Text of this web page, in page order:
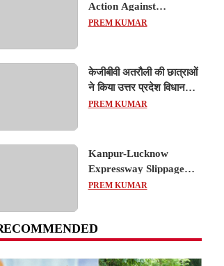
Action Against
Concessionaire,
Expressway Issues
PREM KUMAR
केजीबीवी अतरौली की छात्राओं
ने किया उत्तर प्रदेश विधानसभा
का शैक्षिक भ्रमण, लोकतांत्रिक
PREM KUMAR
Kanpur-Lucknow
Expressway Slippage
Action: कानपुर-लखनऊ
और कंपनियों पर गिरी गाज,
PREM KUMAR